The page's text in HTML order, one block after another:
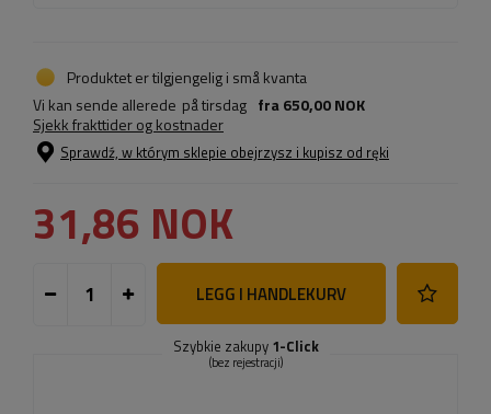
Produktet er tilgjengelig i små kvanta
Vi kan sende allerede på tirsdag fra650,00 NOK
Sjekk frakttider og kostnader
Sprawdź, w którym sklepie obejrzysz i kupisz od ręki
31,86 NOK
LEGG I HANDLEKURV
Szybkie zakupy 1-Click
(bez rejestracji)